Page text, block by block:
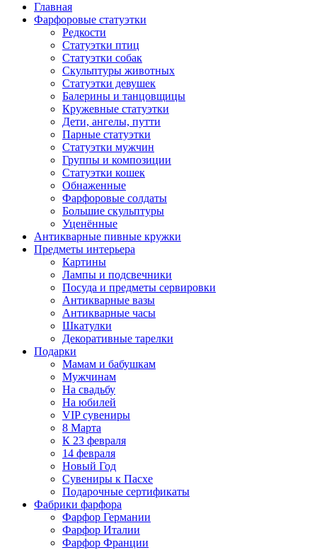
Главная
Фарфоровые статуэтки
Редкости
Cтатуэтки птиц
Cтатуэтки собак
Скульптуры животных
Статуэтки девушек
Балерины и танцовщицы
Кружевные статуэтки
Дети, ангелы, путти
Парные статуэтки
Статуэтки мужчин
Группы и композиции
Статуэтки кошек
Обнаженные
Фарфоровые солдаты
Большие скульптуры
Уценённые
Антикварные пивные кружки
Предметы интерьера
Картины
Лампы и подсвечники
Посуда и предметы сервировки
Антикварные вазы
Антикварные часы
Шкатулки
Декоративные тарелки
Подарки
Мамам и бабушкам
Мужчинам
На свадьбу
На юбилей
VIP сувениры
8 Марта
К 23 февраля
14 февраля
Новый Год
Сувениры к Пасхе
Подарочные сертификаты
Фабрики фарфора
Фарфор Германии
Фарфор Италии
Фарфор Франции